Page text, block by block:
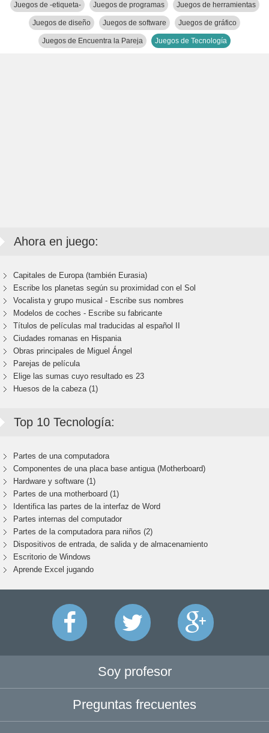
Juegos de -etiqueta- Juegos de programas Juegos de herramientas
Juegos de diseño Juegos de software Juegos de gráfico
Juegos de Encuentra la Pareja Juegos de Tecnología
Ahora en juego:
Capitales de Europa (también Eurasia)
Escribe los planetas según su proximidad con el Sol
Vocalista y grupo musical - Escribe sus nombres
Modelos de coches - Escribe su fabricante
Títulos de películas mal traducidas al español II
Ciudades romanas en Hispania
Obras principales de Miguel Ángel
Parejas de película
Elige las sumas cuyo resultado es 23
Huesos de la cabeza (1)
Top 10 Tecnología:
Partes de una computadora
Componentes de una placa base antigua (Motherboard)
Hardware y software (1)
Partes de una motherboard (1)
Identifica las partes de la interfaz de Word
Partes internas del computador
Partes de la computadora para niños (2)
Dispositivos de entrada, de salida y de almacenamiento
Escritorio de Windows
Aprende Excel jugando
Soy profesor
Preguntas frecuentes